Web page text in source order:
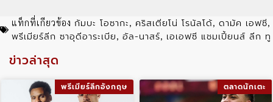
แท็กที่เกียวข้อง กัมบะ โอซากะ คริสเตียโน่ โรนัลโด้ ดามัค เอฟซี
พรีเมียร์ลีก ซาอุดีอาระเบีย อัล-นาสร์ เอเอฟซี แชมเปี้ยนส์ ลีก ทู
ข่าวล่าสุด
พรีเมียร์ลีกอังกฤษ ตลาดนักเตะ